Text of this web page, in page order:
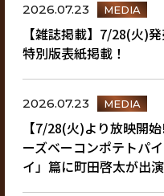
2026.07.23 MEDIA
【雑誌掲載】7/28(火)
特別版表紙掲載！
2026.07.23 MEDIA
【7/28(火)より放映開
ーズベーコンポテトパ
イ」篇に町田啓太が出演